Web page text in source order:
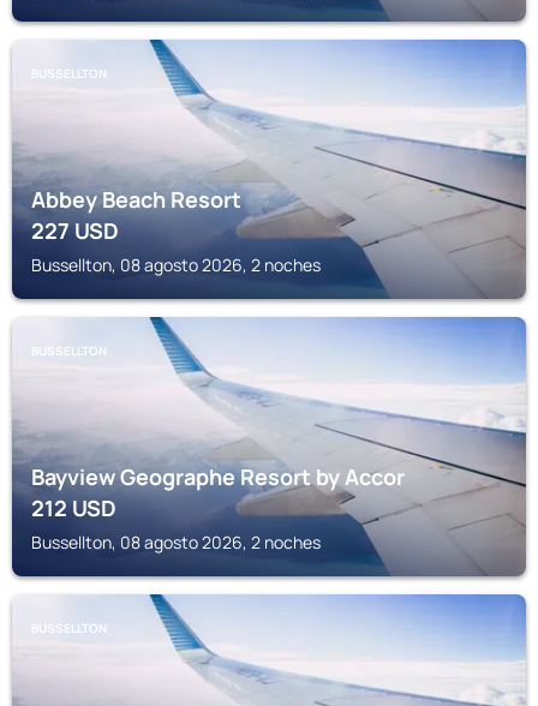
BUSSELLTON
Abbey Beach Resort
227USD
Bussellton, 08 agosto 2026, 2 noches
BUSSELLTON
Bayview Geographe Resort by Accor
212USD
Bussellton, 08 agosto 2026, 2 noches
BUSSELLTON